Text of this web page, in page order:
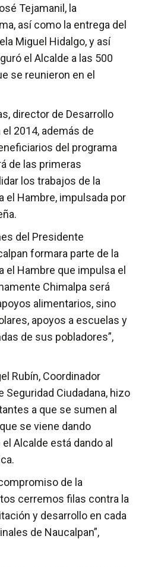
Tejamanil, la
así como la entrega del
Miguel Hidalgo, y así
el Alcalde a las 500
se reunieron en el
director de Desarrollo
2014, además de
del programa
de las primeras
los trabajos de la
el Hambre, impulsada por
del Presidente
formara parte de la
el Hambre que impulsa el
Chimalpa será
alimentarios, sino
apoyos a escuelas y
de sus pobladores”,
Rubín, Coordinador
Seguridad Ciudadana, hizo
a que se sumen al
se viene dando
Alcalde está dando al
de la
cerremos filas contra la
y desarrollo en cada
de Naucalpan”,